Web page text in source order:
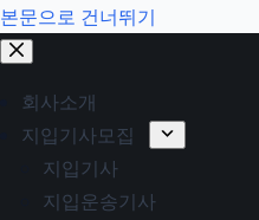
본문으로 건너뛰기
회사소개
지입기사모집
지입기사
지입운송기사